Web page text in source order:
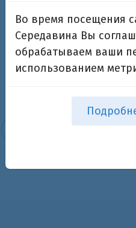
Возврат к списку
Во время посещения
Середавина Вы
обрабатываем ваши
использованием